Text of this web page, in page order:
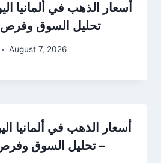
تحليل السوق وفرص
August 7, 2026
– تحليل السوق وفرص